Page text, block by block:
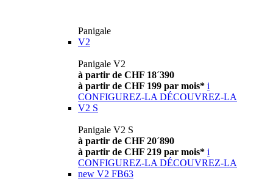
Panigale
V2
Panigale V2
à partir de CHF 18´390
à partir de CHF 199 par mois* i
CONFIGUREZ-LA DÉCOUVREZ-LA
V2 S
Panigale V2 S
à partir de CHF 20´890
à partir de CHF 219 par mois* i
CONFIGUREZ-LA DÉCOUVREZ-LA
new V2 FB63